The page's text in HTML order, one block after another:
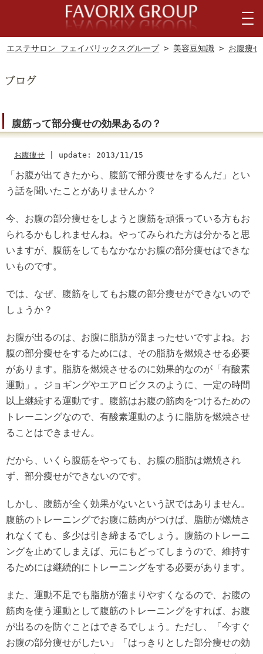
エステサロン フェイバリックスグループ> 美容豆知識 > お腹痩せ
腹筋って部分痩せの効果あるの？
お腹痩せ update: 2013/11/15
「お腹が出てきたから、腹筋で部分痩せをするんだ」とい
う話を聞いたことがありませんか？
今、お腹の部分痩せをしようと腹筋を頑張っている方もお
られるかもしれませんね。やってみられた方は分かると思
いますが、腹筋をしてもなかなかお腹の部分痩せはできな
いものです。
では、なぜ、腹筋をしてもお腹の部分痩せができないので
しょうか？
お腹が出るのは、お腹に脂肪が溜まったせいですよね。お
腹の部分痩せをするためには、その脂肪を燃焼させる必要
があります。脂肪を燃焼させるのに効果的なのが「有酸素
運動」。ジョギングやエアロビクスのように、一定の時間
以上継続する運動です。腹筋はお腹の筋肉をつけるための
トレーニングなので、有酸素運動のように脂肪を燃焼させ
ることはできません。
だから、いくら腹筋をやっても、お腹の脂肪は燃焼され
ず、部分痩せができないのです。
しかし、腹筋が全く効果がないという訳ではありません。
腹筋のトレーニングでお腹に筋肉がつけば、脂肪が燃焼さ
れなくても、多少は引き締まるでしょう。腹筋のトレーニ
ングを止めてしまえば、元にもどってしまうので、維持す
るためには継続的にトレーニングをする必要があります。
また、運動不足でも脂肪が溜まりやすくなるので、お腹の
筋肉を使う運動として腹筋のトレーニングをすれば、お腹
が出るのを防ぐことはできるでしょう。ただし、「今すぐ
お腹の部分痩せがしたい」「はっきりとした部分痩せの効